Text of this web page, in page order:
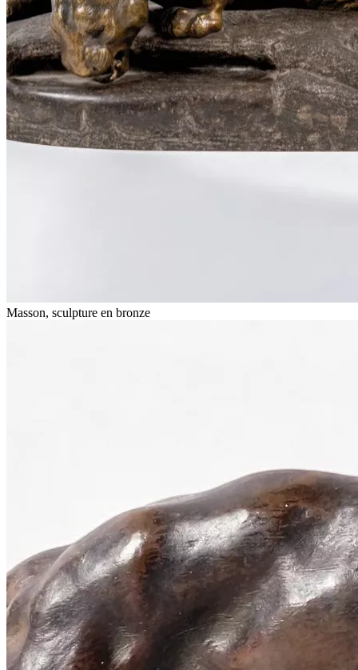
Masson, sculpture en bronze